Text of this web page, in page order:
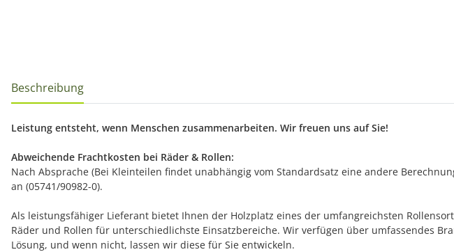
Beschreibung
Leistung entsteht, wenn Menschen zusammenarbeiten. Wir freuen uns auf Sie!
Abweichende Frachtkosten bei Räder & Rollen:
Nach Absprache (Bei Kleinteilen findet unabhängig vom Standardsatz eine andere
an (05741/90982-0).
Als leistungsfähiger Lieferant bietet Ihnen der Holzplatz eines der umfangreichsten
Räder und Rollen für unterschiedlichste Einsatzbereiche. Wir verfügen über umfassendes
Lösung, und wenn nicht, lassen wir diese für Sie entwickeln.